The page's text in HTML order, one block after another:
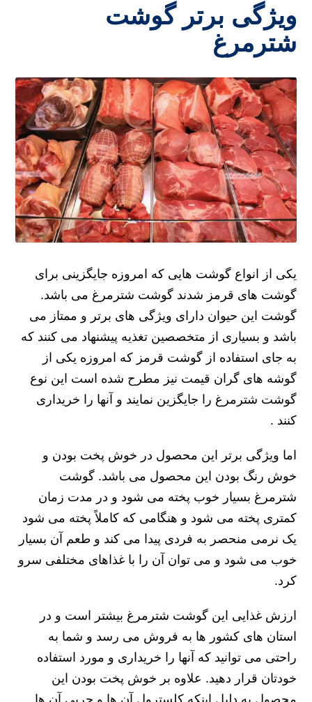
ویژگی برتر گوشت
شترمرغ
یکی از انواع گوشت هایی که امروزه جایگزینی برای
گوشت های قرمز شدند گوشت شترمرغ می باشد.
گوشت این حیوان دارای ویژگی های برتر و ممتاز می
باشد و بسیاری از متخصصین تغذیه پیشنهاد می‌‌ کنند که
به جای استفاده از گوشت قرمز که امروزه یکی از
گوشه های گران قیمت نیز مطرح شده است این نوع
گوشت شترمرغ را جایگزین نمایند و آنها را خریداری
کنند .
اما ویژگی برتر این محصول در خوش پخت بودن و
خوش رنگ بودن این محصول می باشد. گوشت
شترمرغ بسیار خوب پخته می‌ شود و در مدت زمان
کمتری پخته می شود و هنگامی که کاملاً پخته می‌ شود
یک نرمی منحصر به فردی پیدا می‌ کند و طعم آن بسیار
خوب می‌ شود و می‌ توان آن را با غذاهای مختلفی سرو
کرد.
ارزش غذایی این گوشت شترمرغ بیشتر است و در
استان های کشور ها به فروش می رسد و شما به
راحتی می توانید که آنها را خریداری و مورد استفاده
خودتان قرار دهید. علاوه بر خوش پخت بودن این